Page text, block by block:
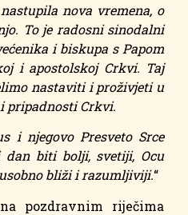
nova vremena, o
To je radosni sinodalni
i biskupa s Papom
i apostolskoj Crkvi. Taj
nastaviti i proživjeti u
pripadnosti Crkvi.
i njegovo Presveto Srce
dan biti bolji, svetiji, Ocu
bliži i razumljiviji.“
pozdravnim riječima